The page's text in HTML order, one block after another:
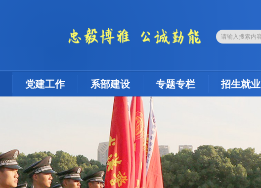
党建工作 系部建设 专题专栏 招生就业